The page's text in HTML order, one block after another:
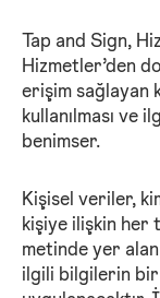
Tap and Sign,
Hizmetler’den
erişim sağlayan
kullanılması ve
benimser.
Kişisel veriler,
kişiye ilişkin her
metinde yer
ilgili bilgilerin bir